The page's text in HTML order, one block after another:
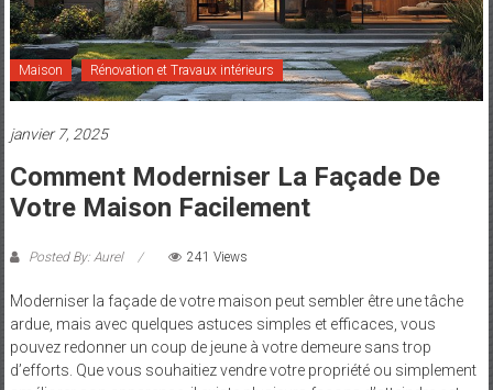
Maman
Maison Rénovation et Travaux intérieurs
janvier 7, 2025
Comment Moderniser La Façade De
Votre Maison Facilement
Posted By: Aurel 241 Views
Moderniser la façade de votre maison peut sembler être une tâche
ardue, mais avec quelques astuces simples et efficaces, vous
pouvez redonner un coup de jeune à votre demeure sans trop
d’efforts. Que vous souhaitiez vendre votre propriété ou simplement